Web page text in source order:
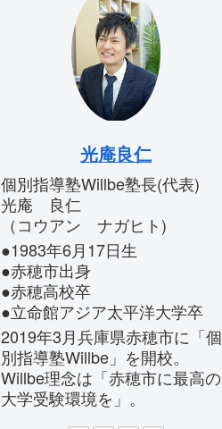
光庵良仁
個別指導塾Willbe塾長(代表)
光庵 良仁
（コウアン ナガヒト)
●1983年6月17日生
●赤穂市出身
●赤穂高校卒
●立命館アジア太平洋大学卒
2019年3月兵庫県赤穂市に「個
別指導塾Willbe」を開校。
Willbe理念は「赤穂市に最高の
大学受験環境を」。